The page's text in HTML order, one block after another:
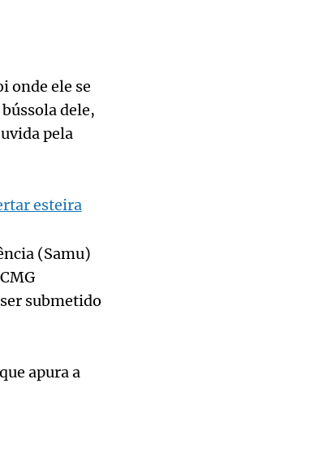
onde ele se
dele,
pela
esteira
(Samu)
submetido
apura a